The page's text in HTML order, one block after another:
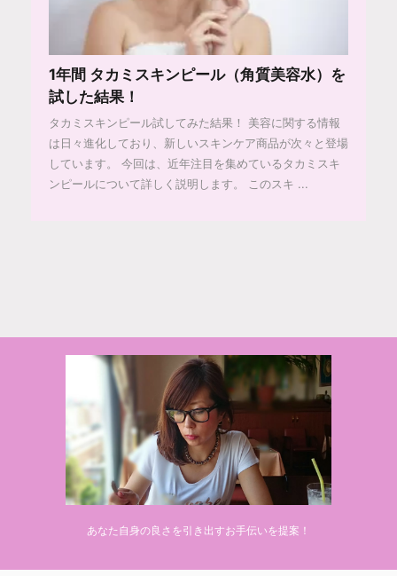
1年間 タカミスキンピール（角質美容水）を
試した結果！
タカミスキンピール試してみた結果！ 美容に関する情報
は日々進化しており、新しいスキンケア商品が次々と登場
しています。 今回は、近年注目を集めているタカミスキ
ンピールについて詳しく説明します。 このスキ ...
あなた自身の良さを引き出すお手伝いを提案！
AFFINGER5